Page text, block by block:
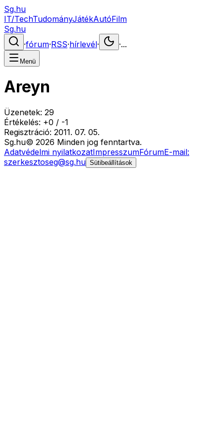
Sg.hu
IT/TechTudományJátékAutóFilm
Sg.hu
·fórum·RSS·hírlevél· ·...
Menü
Areyn
Üzenetek: 29
Értékelés: +0 / -1
Regisztráció: 2011. 07. 05.
Sg.hu© 2026 Minden jog fenntartva.
Adatvédelmi nyilatkozatImpresszumFórumE-mail:
szerkesztoseg@sg.hu Sütibeállítások